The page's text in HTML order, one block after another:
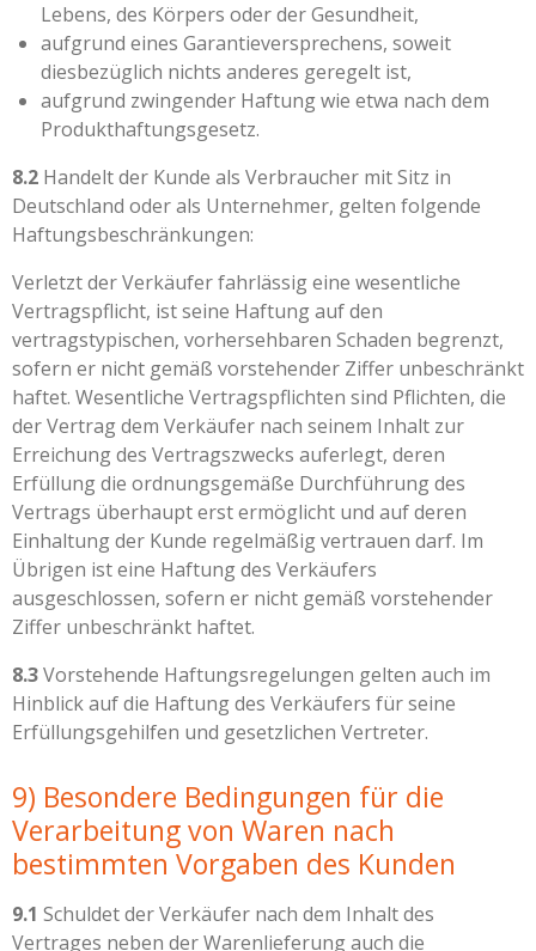
Lebens, des Körpers oder der Gesundheit,
aufgrund eines Garantieversprechens, soweit
diesbezüglich nichts anderes geregelt ist,
aufgrund zwingender Haftung wie etwa nach dem
Produkthaftungsgesetz.
8.2 Handelt der Kunde als Verbraucher mit Sitz in
Deutschland oder als Unternehmer, gelten folgende
Haftungsbeschränkungen:
Verletzt der Verkäufer fahrlässig eine wesentliche
Vertragspflicht, ist seine Haftung auf den
vertragstypischen, vorhersehbaren Schaden begrenzt,
sofern er nicht gemäß vorstehender Ziffer unbeschränkt
haftet. Wesentliche Vertragspflichten sind Pflichten, die
der Vertrag dem Verkäufer nach seinem Inhalt zur
Erreichung des Vertragszwecks auferlegt, deren
Erfüllung die ordnungsgemäße Durchführung des
Vertrags überhaupt erst ermöglicht und auf deren
Einhaltung der Kunde regelmäßig vertrauen darf. Im
Übrigen ist eine Haftung des Verkäufers
ausgeschlossen, sofern er nicht gemäß vorstehender
Ziffer unbeschränkt haftet.
8.3Vorstehende Haftungsregelungen gelten auch im
Hinblick auf die Haftung des Verkäufers für seine
Erfüllungsgehilfen und gesetzlichen Vertreter.
9) Besondere Bedingungen für die
Verarbeitung von Waren nach
bestimmten Vorgaben des Kunden
9.1 Schuldet der Verkäufer nach dem Inhalt des
Vertrages neben der Warenlieferung auch die